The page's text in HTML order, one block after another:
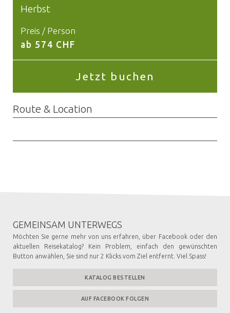
Herbst
Preis / Person
ab 574 CHF
Jetzt buchen
Route & Location
GEMEINSAM UNTERWEGS
Möchten Sie gerne mehr von uns erfahren, über Facebook oder den
aktuellen Reisekatalog? Kein Problem, einfach den gewünschten
Button anwählen, Sie sind nur 2 Klicks vom Ziel entfernt. Viel Spass!
KATALOG BESTELLEN
AUF FACEBOOK FOLGEN